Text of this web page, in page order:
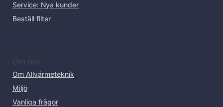
Service: Nya kunder
Beställ filter
Om oss
Om Allvärmeteknik
Miljö
Vanliga frågor